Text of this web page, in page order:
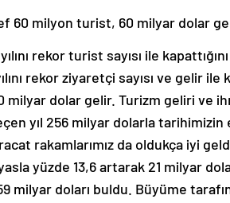
60 milyon turist, 60 milyar dolar
rekor turist sayısı ile
rekor ziyaretçi sayısı ve gelir
milyar dolar gelir. Turizm geliri ve
yıl 256 milyar dolarla tarihimizin
rakamlarımız da oldukça iyi
yüzde 13,6 artarak 21 milyar
milyar doları buldu. Büyüme